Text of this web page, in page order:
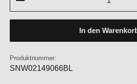
In den
Produktnummer:
SNW02149066BL